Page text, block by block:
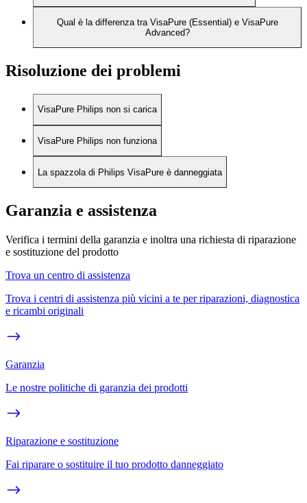
Qual è la differenza tra VisaPure (Essential) e VisaPure
Advanced?
Risoluzione dei problemi
VisaPure Philips non si carica
VisaPure Philips non funziona
La spazzola di Philips VisaPure è danneggiata
Garanzia e assistenza
Verifica i termini della garanzia e inoltra una richiesta di riparazione
e sostituzione del prodotto
Trova un centro di assistenza
Trova i centri di assistenza più vicini a te per riparazioni, diagnostica
e ricambi originali
Garanzia
Le nostre politiche di garanzia dei prodotti
Riparazione e sostituzione
Fai riparare o sostituire il tuo prodotto danneggiato